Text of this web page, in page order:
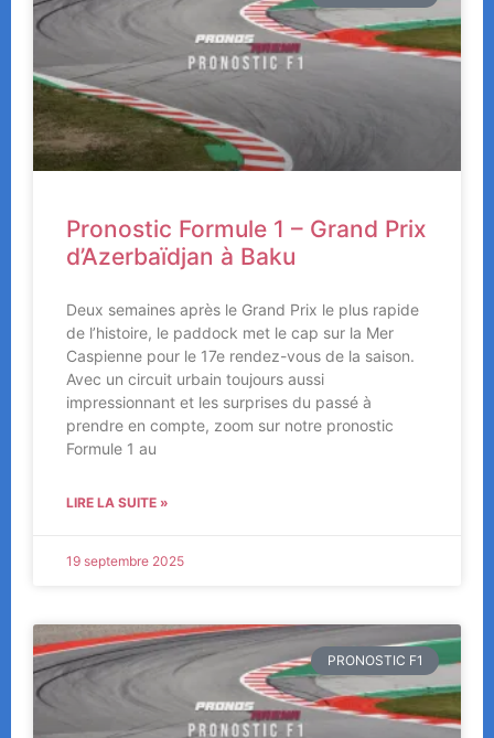
Pronostic Formule 1 – Grand Prix
d’Azerbaïdjan à Baku
Deux semaines après le Grand Prix le plus rapide
de l’histoire, le paddock met le cap sur la Mer
Caspienne pour le 17e rendez-vous de la saison.
Avec un circuit urbain toujours aussi
impressionnant et les surprises du passé à
prendre en compte, zoom sur notre pronostic
Formule 1 au
LIRE LA SUITE »
19 septembre 2025
PRONOSTIC F1